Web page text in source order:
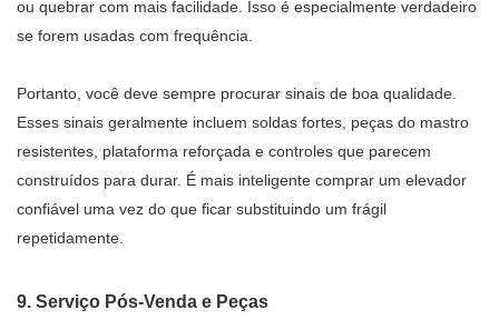
ou quebrar com mais facilidade. Isso é especialmente verdadeiro
se forem usadas com frequência.
Portanto, você deve sempre procurar sinais de boa qualidade.
Esses sinais geralmente incluem soldas fortes, peças do mastro
resistentes, plataforma reforçada e controles que parecem
construídos para durar. É mais inteligente comprar um elevador
confiável uma vez do que ficar substituindo um frágil
repetidamente.
9. Serviço Pós-Venda e Peças